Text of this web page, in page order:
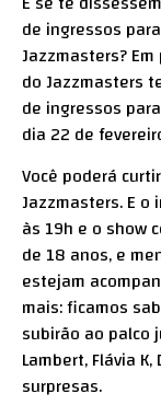
de ingressos
Jazzmasters?
do Jazzmasters
de ingressos
dia 22 de
Você poderá
Jazzmasters. E o
às 19h e o show
de 18 anos, e
estejam
mais: ficamos
subirão ao palco
Lambert, Flávia
surpresas.